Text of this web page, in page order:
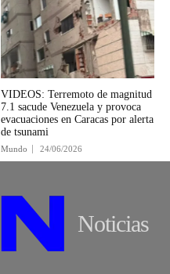
VIDEOS: Terremoto de magnitud
7.1 sacude Venezuela y provoca
evacuaciones en Caracas por alerta
de tsunami
Mundo 24/06/2026
Noticias